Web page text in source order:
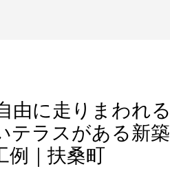
由に走りまわれる
テラスがある新築
例｜扶桑町